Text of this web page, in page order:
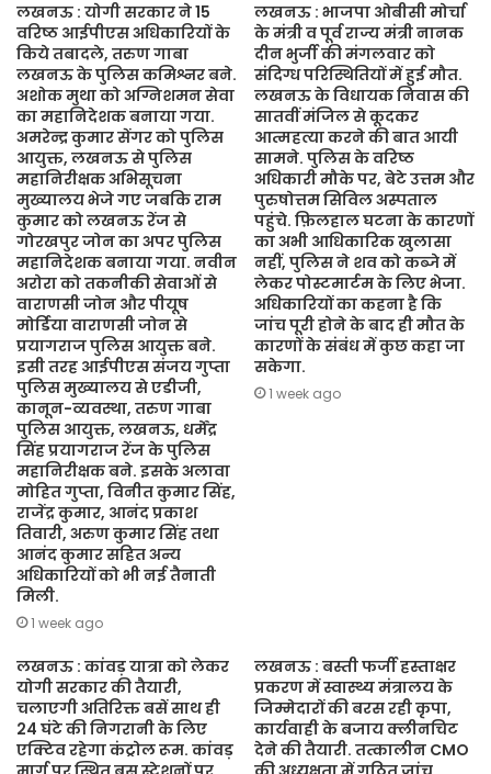
लखनऊ : योगी सरकार ने 15
वरिष्ठ आईपीएस अधिकारियों के
किये तबादले, तरुण गाबा
लखनऊ के पुलिस कमिश्नर बने.
अशोक मुथा को अग्निशमन सेवा
का महानिदेशक बनाया गया.
अमरेन्द्र कुमार सेंगर को पुलिस
आयुक्त, लखनऊ से पुलिस
महानिरीक्षक अभिसूचना
मुख्यालय भेजे गए जबकि राम
कुमार को लखनऊ रेंज से
गोरखपुर जोन का अपर पुलिस
महानिदेशक बनाया गया. नवीन
अरोरा को तकनीकी सेवाओं से
वाराणसी जोन और पीयूष
मोर्डिया वाराणसी जोन से
प्रयागराज पुलिस आयुक्त बने.
इसी तरह आईपीएस संजय गुप्ता
पुलिस मुख्यालय से एडीजी,
कानून-व्यवस्था, तरुण गाबा
पुलिस आयुक्त, लखनऊ, धर्मेंद्र
सिंह प्रयागराज रेंज के पुलिस
महानिरीक्षक बने. इसके अलावा
मोहित गुप्ता, विनीत कुमार सिंह,
राजेंद्र कुमार, आनंद प्रकाश
तिवारी, अरुण कुमार सिंह तथा
आनंद कुमार सहित अन्य
अधिकारियों को भी नई तैनाती
मिली.
1 week ago
लखनऊ : भाजपा ओबीसी मोर्चा
के मंत्री व पूर्व राज्य मंत्री नानक
दीन भुर्जी की मंगलवार को
संदिग्ध परिस्थितियों में हुई मौत.
लखनऊ के विधायक निवास की
सातवीं मंजिल से कूदकर
आत्महत्या करने की बात आयी
सामने. पुलिस के वरिष्ठ
अधिकारी मौके पर, बेटे उत्तम और
पुरुषोत्तम सिविल अस्पताल
पहुंचे. फ़िलहाल घटना के कारणों
का अभी आधिकारिक खुलासा
नहीं, पुलिस ने शव को कब्जे में
लेकर पोस्टमार्टम के लिए भेजा.
अधिकारियों का कहना है कि
जांच पूरी होने के बाद ही मौत के
कारणों के संबंध में कुछ कहा जा
सकेगा.
1 week ago
लखनऊ : कांवड़ यात्रा को लेकर
योगी सरकार की तैयारी,
चलाएगी अतिरिक्त बसें साथ ही
24 घंटे की निगरानी के लिए
एक्टिव रहेगा कंट्रोल रूम. कांवड़
लखनऊ : बस्ती फर्जी हस्ताक्षर
प्रकरण में स्वास्थ्य मंत्रालय के
जिम्मेदारों की बरस रही कृपा,
कार्यवाही के बजाय क्लीनचिट
देने की तैयारी. तत्कालीन CMO